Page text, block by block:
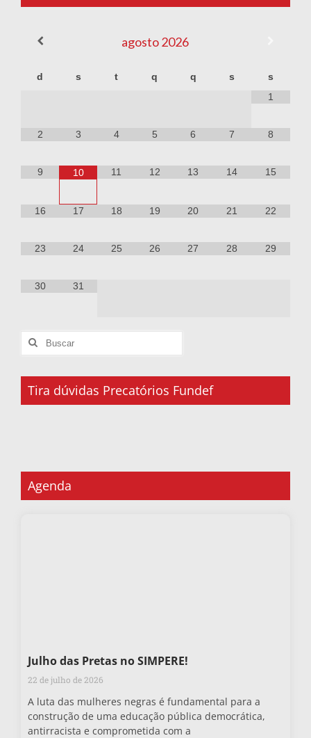
agosto2026
d s t q q s
s
1
2 3 4 5 6 7 8
9 10 11 12 13 14 15
16 17 18 19 20 21 22
23 24 25 26 27 28 29
30 31
Tira dúvidas Precatórios Fundef
Agenda
Julho das Pretas no SIMPERE!
22 de julho de 2026
A luta das mulheres negras é fundamental para a
construção de uma educação pública democrática,
antirracista e comprometida com a